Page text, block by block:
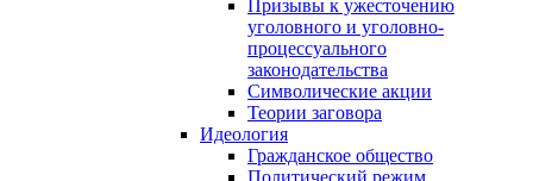
Призывы к ужесточению
уголовного и уголовно-
процессуального
законодательства
Символические акции
Теории заговора
Идеология
Гражданское общество